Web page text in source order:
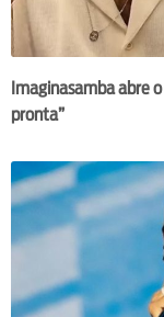
Imaginasamba abre
pronta”